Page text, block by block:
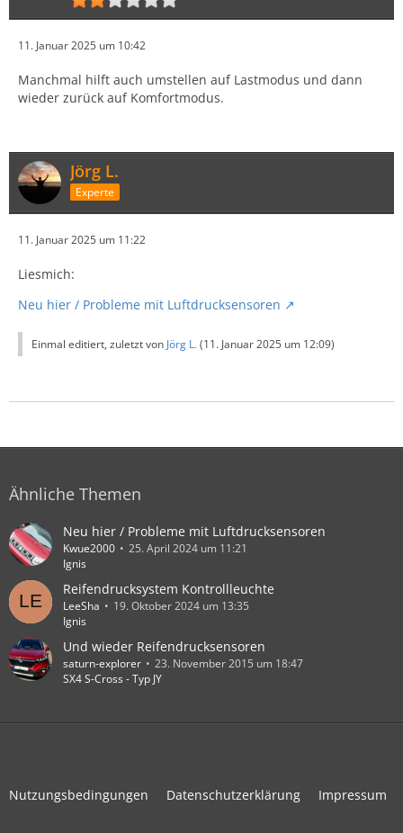
11. Januar 2025 um 10:42
Manchmal hilft auch umstellen auf Lastmodus und dann
wieder zurück auf Komfortmodus.
Jörg L.
Experte
11. Januar 2025 um 11:22
Liesmich:
Neu hier / Probleme mit Luftdrucksensoren
Einmal editiert, zuletzt von Jörg L.(11. Januar 2025 um 12:09)
Ähnliche Themen
Neu hier / Probleme mit Luftdrucksensoren
Kwue2000
25. April 2024 um 11:21
Ignis
Reifendrucksystem Kontrollleuchte
LeeSha
19. Oktober 2024 um 13:35
Ignis
Und wieder Reifendrucksensoren
saturn-explorer
23. November 2015 um 18:47
SX4 S-Cross - Typ JY
Nutzungsbedingungen Datenschutzerklärung Impressum